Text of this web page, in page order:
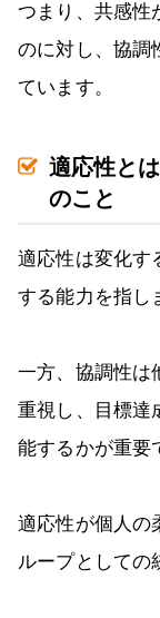
つまり、共感性
のに対し、協調
ています。
適応性と
のこと
適応性は変化す
する能力を指し
一方、協調性は
重視し、目標達
能するかが重要
適応性が個人の
ループとしての